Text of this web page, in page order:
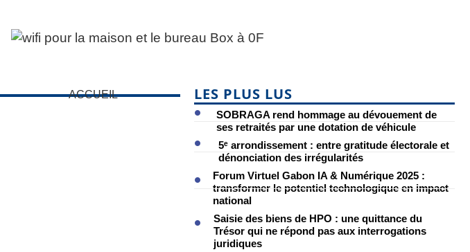
ACCUEIL LES PLUS LUS
SOBRAGA rend hommage au dévouement de
ses retraités par une dotation de véhicule
5ᵉ arrondissement : entre gratitude électorale et
dénonciation des irrégularités
Forum Virtuel Gabon IA & Numérique 2025 :
transformer le potentiel technologique en impact
national
Saisie des biens de HPO : une quittance du
Trésor qui ne répond pas aux interrogations
juridiques